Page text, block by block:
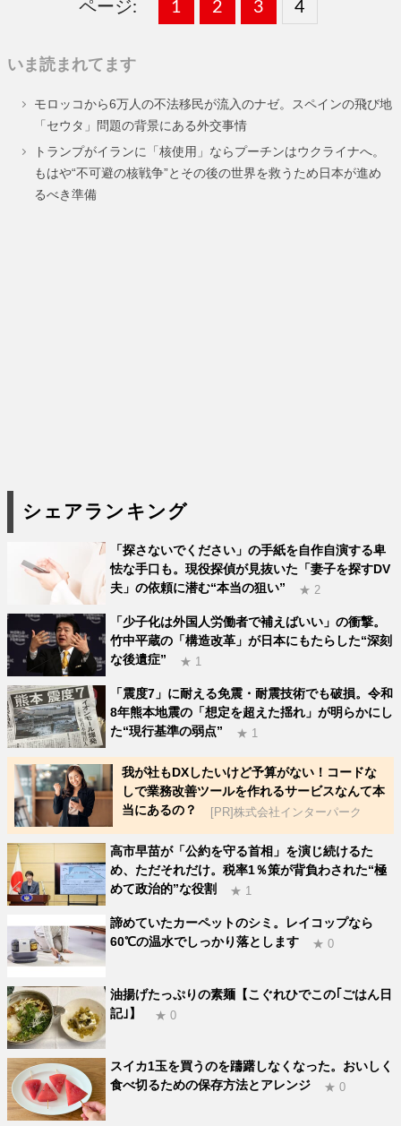
ページ:
固
ー
ジ
1 ,
固
ー
ジ
2 ,
固
ー
ジ
3 ,
固
ー
ジ
4
いま読まれてます
モロッコから6万人の不法移民が流入のナゼ。スペインの飛び地
「セウタ」問題の背景にある外交事情
トランプがイランに「核使用」ならプーチンはウクライナへ。
もはや“不可避の核戦争”とその後の世界を救うため日本が進め
るべき準備
シェアランキング
「探さないでください」の手紙を自作自演する卑
怯な手口も。現役探偵が見抜いた「妻子を探すDV
夫」の依頼に潜む“本当の狙い”
★ 2
「少子化は外国人労働者で補えばいい」の衝撃。
竹中平蔵の「構造改革」が日本にもたらした“深刻
な後遺症”
★ 1
「震度7」に耐える免震・耐震技術でも破損。令和
8年熊本地震の「想定を超えた揺れ」が明らかにし
た“現行基準の弱点”
★ 1
我が社もDXしたいけど予算がない！コードな
しで業務改善ツールを作れるサービスなんて本
当にあるの？
[PR]株式会社インターパーク
高市早苗が「公約を守る首相」を演じ続けるた
め、ただそれだけ。税率1％策が背負わされた“極
めて政治的”な役割
★ 1
諦めていたカーペットのシミ。レイコップなら
60℃の温水でしっかり落とします
★ 0
油揚げたっぷりの素麺【こぐれひでこの｢ごはん日
記｣】
★ 0
スイカ1玉を買うのを躊躇しなくなった。おいしく
食べ切るための保存方法とアレンジ
★ 0